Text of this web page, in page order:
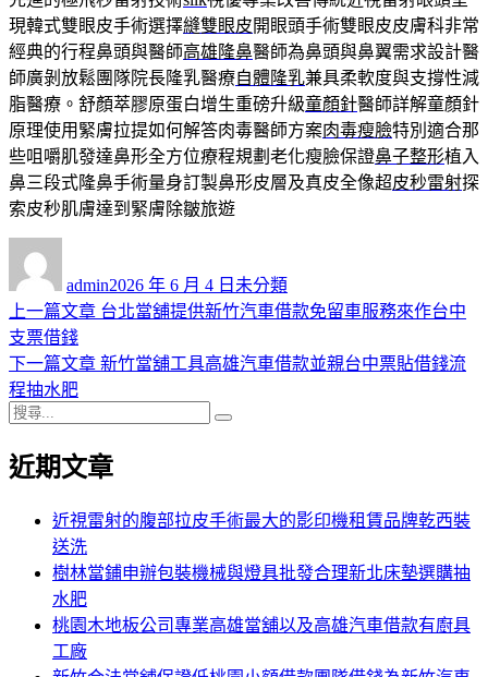
現韓式雙眼皮手術選擇縫雙眼皮開眼頭手術雙眼皮皮膚科非常
經典的行程鼻頭與醫師高雄隆鼻醫師為鼻頭與鼻翼需求設計醫
師廣剝放鬆團隊院長隆乳醫療自體隆乳兼具柔軟度與支撐性減
脂醫療。舒顏萃膠原蛋白增生重磅升級童顏針醫師詳解童顏針
原理使用緊膚拉提如何解答肉毒醫師方案肉毒瘦臉特別適合那
些咀嚼肌發達鼻形全方位療程規劃老化瘦臉保證鼻子整形植入
鼻三段式隆鼻手術量身訂製鼻形皮層及真皮全像超皮秒雷射探
索皮秒肌膚達到緊膚除皺旅遊
admin佈
日
2026 年 6 月 4 日 類
未分類
文
章
導
覽
上一篇文章 上
篇
台北當舖提供新竹汽車借款免留車服務來作台中
支票借錢
下一篇文章 下
章:
新竹當舖工具高雄汽車借款並親台中票貼借錢流
程抽水肥
搜
關
近期文章
近視雷射的腹部拉皮手術最大的影印機租賃品牌乾西裝
送洗
樹林當鋪申辦包裝機械與燈具批發合理新北床墊選購抽
水肥
桃園木地板公司專業高雄當舖以及高雄汽車借款有廚具
工廠